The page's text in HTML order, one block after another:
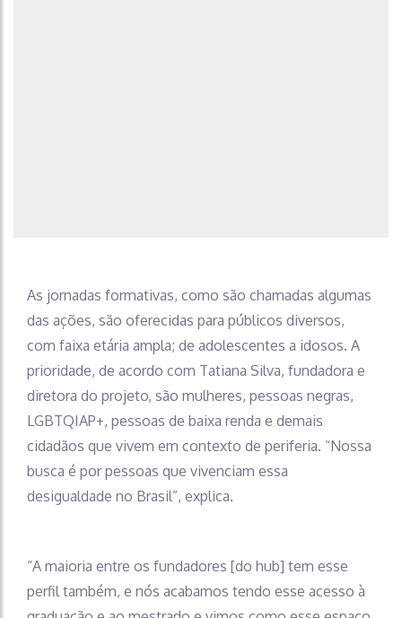
As jornadas formativas, como são chamadas algumas
das ações, são oferecidas para públicos diversos,
com faixa etária ampla; de adolescentes a idosos. A
prioridade, de acordo com Tatiana Silva, fundadora e
diretora do projeto, são mulheres, pessoas negras,
LGBTQIAP+, pessoas de baixa renda e demais
cidadãos que vivem em contexto de periferia. “Nossa
busca é por pessoas que vivenciam essa
desigualdade no Brasil”, explica.
“A maioria entre os fundadores [do hub] tem esse
perfil também, e nós acabamos tendo esse acesso à